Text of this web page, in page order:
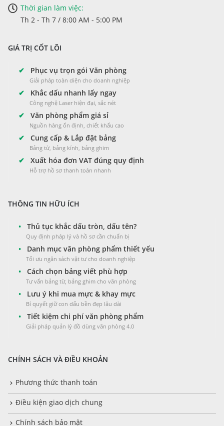
Thời gian làm việc:
Th 2 - Th 7 / 8:00 AM - 5:00 PM
GIÁ TRỊ CỐT LÕI
✔ Phục vụ trọn gói Văn phòng
Giải pháp toàn diện cho doanh nghiệp
✔ Khắc dấu nhanh lấy ngay
Công nghệ Laser hiện đại, sắc nét
✔ Văn phòng phẩm giá sỉ
Nguồn hàng ổn định, chiết khấu cao
✔ Cung cấp & Lắp đặt bảng
Bảng từ, bảng kính, bảng ghim
✔ Xuất hóa đơn VAT đúng quy định
Hỗ trợ hồ sơ thanh toán nhanh
THÔNG TIN HỮU ÍCH
• Thủ tục khắc dấu tròn, dấu tên?
Quy định pháp lý và hồ sơ cần chuẩn bị
• Danh mục văn phòng phẩm thiết yếu
Tối ưu ngân sách vật tư cho doanh nghiệp
• Cách chọn bảng viết phù hợp
Tư vấn bảng từ, bảng ghim cho văn phòng
• Lưu ý khi mua mực & khay mực
Bí quyết giữ con dấu bền đẹp lâu dài
• Tiết kiệm chi phí văn phòng phẩm
Giải pháp quản lý đồ dùng văn phòng 4.0
CHÍNH SÁCH VÀ ĐIỀU KHOẢN
Phương thức thanh toán
Điều kiện giao dịch chung
Chính sách bảo mật